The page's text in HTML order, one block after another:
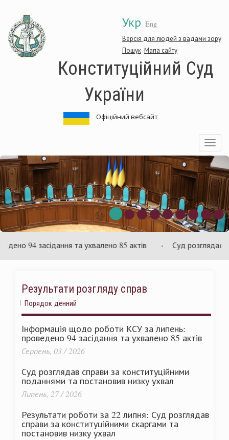
основного
матеріалу
Укр Eng
Версія для людей з вадами зору
Пошук Мапа сайту
Конституційний Суд
України
Офіційний вебсайт
Toggle
94 засідання та ухвалено 85 актів Суд розглядає
Результати розгляду справ
Порядок денний
Інформація щодо роботи КСУ за липень:
проведено 94 засідання та ухвалено 85 актів
Серпень, 03 / 2026
Суд розглядав справи за конституційними
поданнями та постановив низку ухвал
Липень, 27 / 2026
Результати роботи за 22 липня: Суд розглядав
справи за конституційними скаргами та
постановив низку ухвал